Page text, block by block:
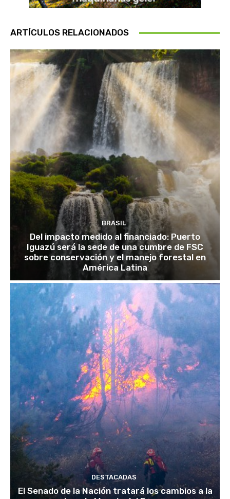
ARTÍCULOS RELACIONADOS
BRASIL
Del impacto medido al financiado: Puerto
Iguazú será la sede de una cumbre de FSC
sobre conservación y el manejo forestal en
América Latina
DESTACADAS
El Senado de la Nación tratará los cambios a la